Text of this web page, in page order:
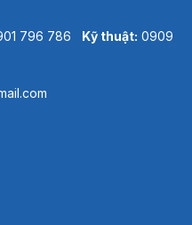
796 786 Kỹ thuật: 0909